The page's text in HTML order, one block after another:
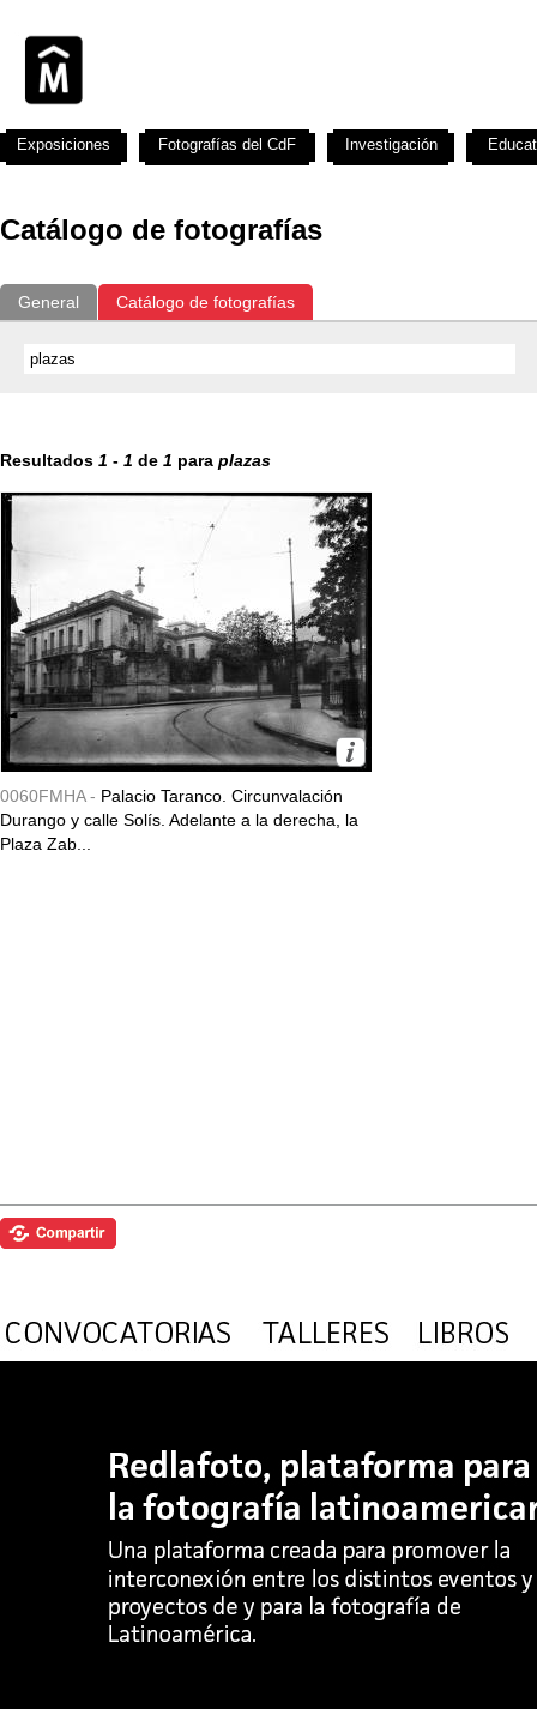
Catálogo de fotografías
General Catálogo de fotografías
Resultados 1 - 1 de 1 para plazas
0060FMHA - Palacio Taranco. Circunvalación
Durango y calle Solís. Adelante a la derecha, la
Plaza Zab...
Exposiciones Fotografías del CdF Investigación